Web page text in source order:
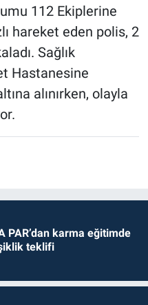
112 Ekiplerine
hareket eden polis, 2
Sağlık
Hastanesine
alınırken, olayla
PAR’dan karma eğitimde
teklifi